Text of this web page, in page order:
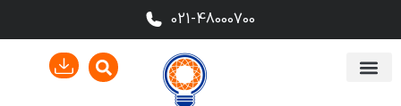
021-48000700